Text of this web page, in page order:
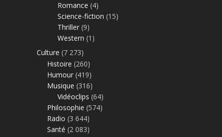
Romance (4)
Science-fiction (15)
Thriller (9)
Western (1)
Culture (7 273)
Histoire (260)
Humour (419)
Musique (316)
Vidéoclips (64)
Philosophie (574)
Radio (3 644)
Santé (2 083)